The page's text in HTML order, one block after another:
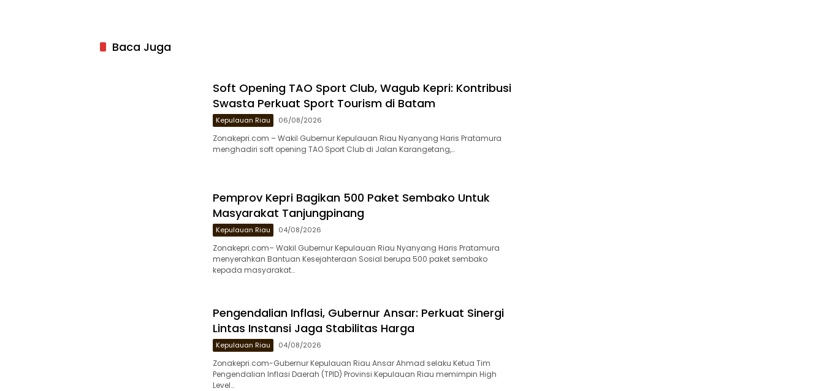
Baca Juga
Soft Opening TAO Sport Club, Wagub Kepri: Kontribusi
Swasta Perkuat Sport Tourism di Batam
Kepulauan Riau 06/08/2026
Zonakepri.com – Wakil Gubernur Kepulauan Riau Nyanyang Haris Pratamura
menghadiri soft opening TAO Sport Club di Jalan Karangetang,…
Pemprov Kepri Bagikan 500 Paket Sembako Untuk
Masyarakat Tanjungpinang
Kepulauan Riau 04/08/2026
Zonakepri.com– Wakil Gubernur Kepulauan Riau Nyanyang Haris Pratamura
menyerahkan Bantuan Kesejahteraan Sosial berupa 500 paket sembako
kepada masyarakat…
Pengendalian Inflasi, Gubernur Ansar: Perkuat Sinergi
Lintas Instansi Jaga Stabilitas Harga
Kepulauan Riau 04/08/2026
Zonakepri.com-Gubernur Kepulauan Riau Ansar Ahmad selaku Ketua Tim
Pengendalian Inflasi Daerah (TPID) Provinsi Kepulauan Riau memimpin High
Level…